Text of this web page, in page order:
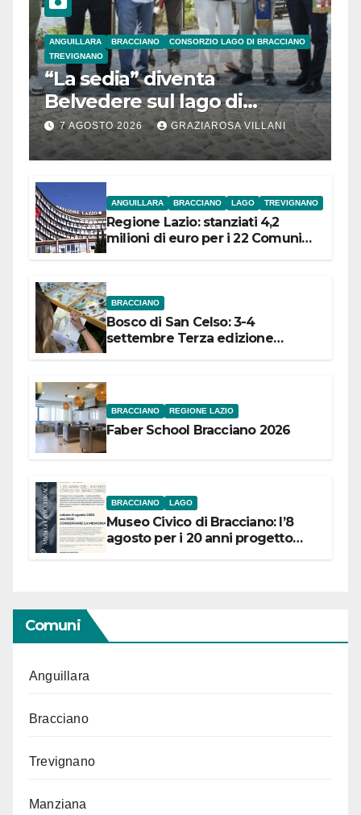
ANGUILLARA BRACCIANO
CONSORZIO LAGO DI BRACCIANO
TREVIGNANO
“La sedia” diventa
Belvedere sul lago di
Bracciano: ieri
l’inaugurazione
7 AGOSTO 2026 GRAZIAROSA VILLANI
ANGUILLARA BRACCIANO LAGO TREVIGNANO
Regione Lazio: stanziati 4,2
milioni di euro per i 22 Comuni
BRACCIANO
Bosco di San Celso: 3-4
settembre Terza edizione
BRACCIANO REGIONE LAZIO
Faber School Bracciano 2026
BRACCIANO LAGO
Museo Civico di Bracciano: l’8
agosto per i 20 anni progetto
Comuni
Anguillara
Bracciano
Trevignano
Manziana